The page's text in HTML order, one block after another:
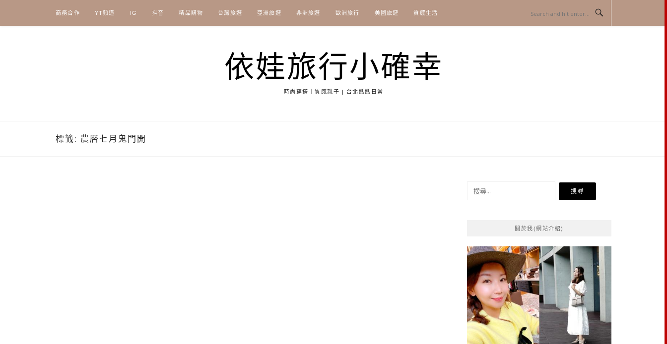
content
商務合作 YT頻道 IG 抖音 精品購物 台灣旅遊 亞洲旅遊 非洲旅遊 歐洲旅行 美國旅遊 質感生活
依娃旅行小確幸
時尚穿搭｜質感親子 | 台北媽媽日常
標籤: 農曆七月鬼門開
搜
關於我(網站介紹)